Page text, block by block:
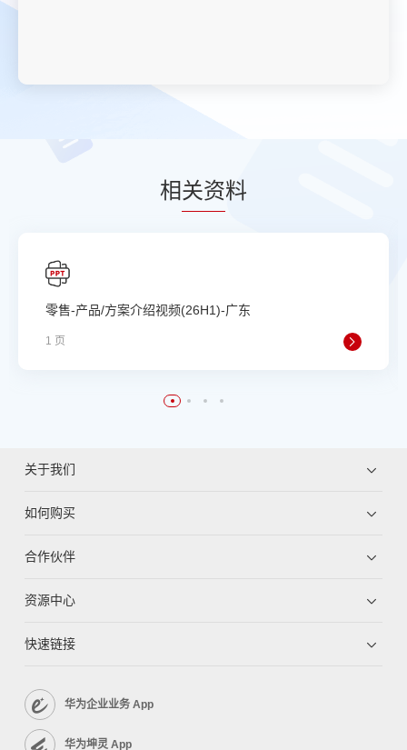
相关资料
零售-产品/方案介绍视频(26H1)-广东
1 页
关于我们
如何购买
合作伙伴
资源中心
快速链接
华为企业业务 App
华为坤灵 App